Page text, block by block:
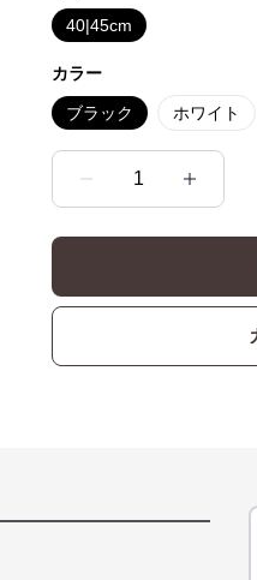
40|45cm
カラー
ブラック ホワイト
1